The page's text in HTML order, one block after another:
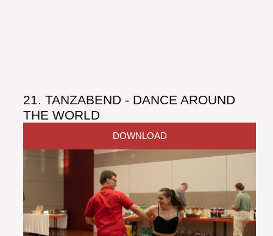
21. TANZABEND - DANCE AROUND
THE WORLD
DOWNLOAD